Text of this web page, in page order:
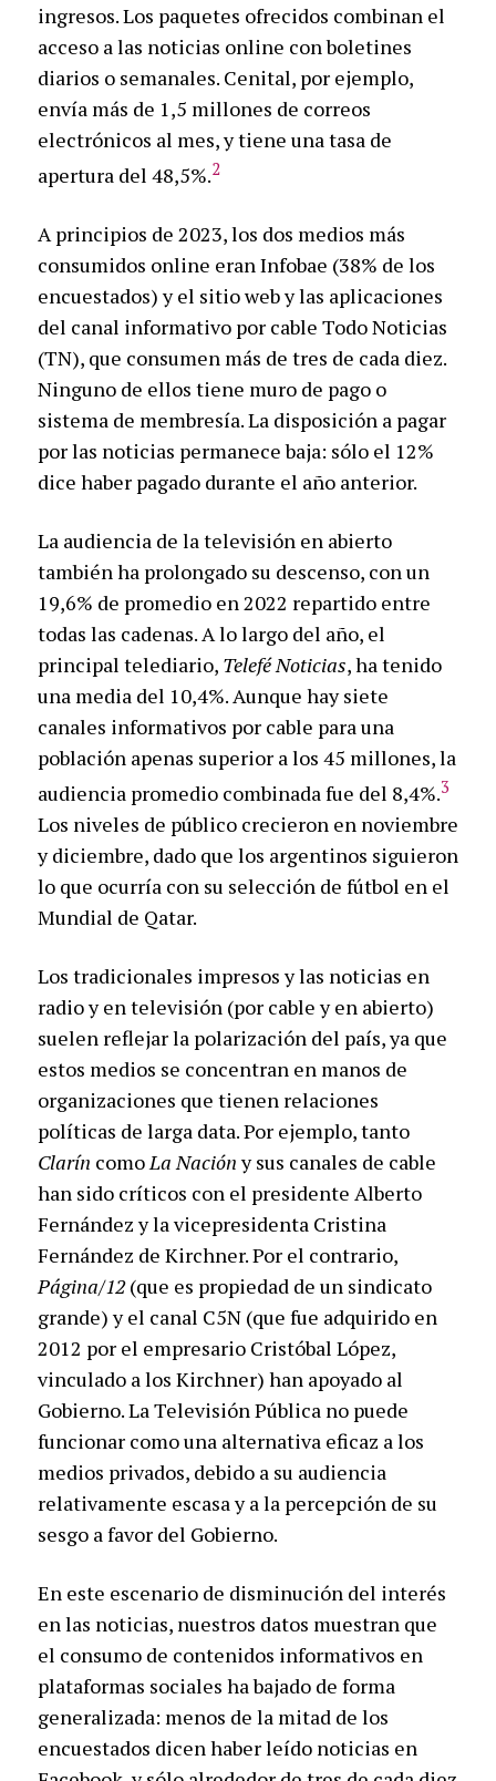
ingresos. Los paquetes ofrecidos combinan el
acceso a las noticias online con boletines
diarios o semanales. Cenital, por ejemplo,
envía más de 1,5 millones de correos
electrónicos al mes, y tiene una tasa de
apertura del 48,5%.2
A principios de 2023, los dos medios más
consumidos online eran Infobae (38% de los
encuestados) y el sitio web y las aplicaciones
del canal informativo por cable Todo Noticias
(TN), que consumen más de tres de cada diez.
Ninguno de ellos tiene muro de pago o
sistema de membresía. La disposición a pagar
por las noticias permanece baja: sólo el 12%
dice haber pagado durante el año anterior.
La audiencia de la televisión en abierto
también ha prolongado su descenso, con un
19,6% de promedio en 2022 repartido entre
todas las cadenas. A lo largo del año, el
principal telediario, Telefé Noticias, ha tenido
una media del 10,4%. Aunque hay siete
canales informativos por cable para una
población apenas superior a los 45 millones, la
audiencia promedio combinada fue del 8,4%.3
Los niveles de público crecieron en noviembre
y diciembre, dado que los argentinos siguieron
lo que ocurría con su selección de fútbol en el
Mundial de Qatar.
Los tradicionales impresos y las noticias en
radio y en televisión (por cable y en abierto)
suelen reflejar la polarización del país, ya que
estos medios se concentran en manos de
organizaciones que tienen relaciones
políticas de larga data. Por ejemplo, tanto
Clarín comoLa Nacióny sus canales de cable
han sido críticos con el presidente Alberto
Fernández y la vicepresidenta Cristina
Fernández de Kirchner. Por el contrario,
Página/12(que es propiedad de un sindicato
grande) y el canal C5N (que fue adquirido en
2012 por el empresario Cristóbal López,
vinculado a los Kirchner) han apoyado al
Gobierno. La Televisión Pública no puede
funcionar como una alternativa eficaz a los
medios privados, debido a su audiencia
relativamente escasa y a la percepción de su
sesgo a favor del Gobierno.
En este escenario de disminución del interés
en las noticias, nuestros datos muestran que
el consumo de contenidos informativos en
plataformas sociales ha bajado de forma
generalizada: menos de la mitad de los
encuestados dicen haber leído noticias en